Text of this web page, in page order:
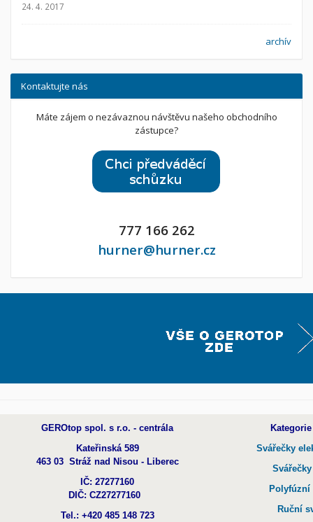
24. 4. 2017
archív
Kontaktujte nás
Máte zájem o nezávaznou návštěvu našeho obchodního
zástupce?
777 166 262
hurner@hurner.cz
GEROtop spol. s r.o. - centrála
Kateřinská 589
463 03 Stráž nad Nisou - Liberec
IČ: 27277160
DIČ: CZ27277160
Tel.: +420 485 148 723
Svářečky
Polyfúzní
Ruční